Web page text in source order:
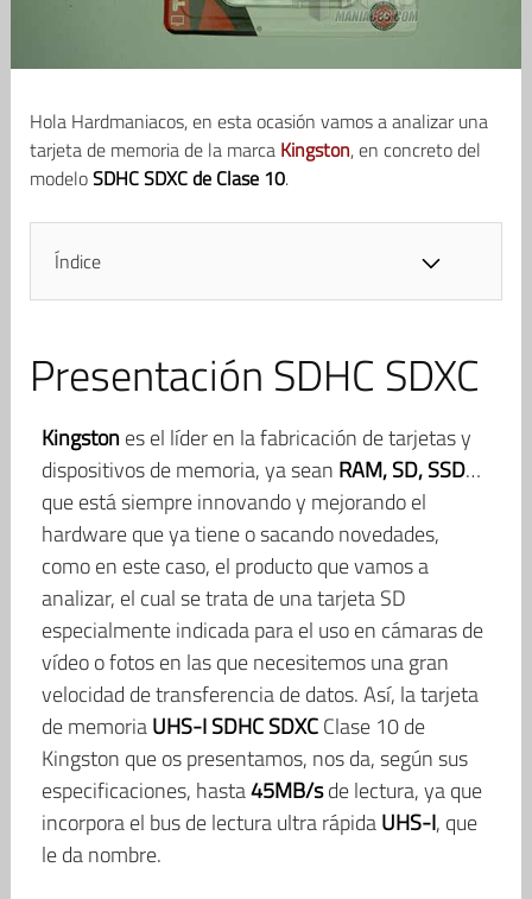
Hola Hardmaniacos, en esta ocasión vamos a analizar una
tarjeta de memoria de la marca Kingston, en concreto del
modeloSDHC SDXC de Clase 10.
Índice
Presentación SDHC SDXC
Kingstones el líder en la fabricación de tarjetas y
dispositivos de memoria, ya sean RAM, SD, SSD…
que está siempre innovando y mejorando el
hardware que ya tiene o sacando novedades,
como en este caso, el producto que vamos a
analizar, el cual se trata de una tarjeta SD
especialmente indicada para el uso en cámaras de
vídeo o fotos en las que necesitemos una gran
velocidad de transferencia de datos. Así, la tarjeta
de memoriaUHS-I SDHC SDXCClase 10 de
Kingston que os presentamos, nos da, según sus
especificaciones, hasta45MB/sde lectura, ya que
incorpora el bus de lectura ultra rápidaUHS-I, que
le da nombre.